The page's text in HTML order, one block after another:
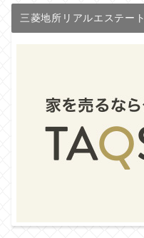
三菱地所リアルエステート